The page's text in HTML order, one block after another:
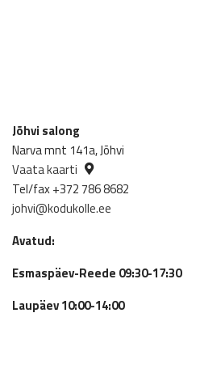
Jõhvi salong
Narva mnt 141a, Jõhvi
Vaata kaarti
Tel/fax +372 786 8682
johvi@kodukolle.ee
Avatud:
Esmaspäev-Reede 09:30-17:30
Laupäev 10:00-14:00